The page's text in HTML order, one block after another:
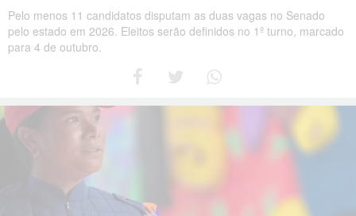
Pelo menos 11 candidatos disputam as duas vagas no Senado
pelo estado em 2026. Eleitos serão definidos no 1º turno, marcado
para 4 de outubro.